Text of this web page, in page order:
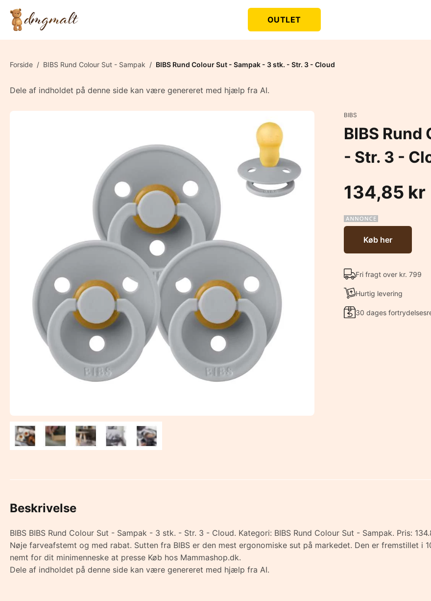
OUTLET
Forside / BIBS Rund Colour Sut - Sampak / BIBS Rund Colour Sut - Sampak - 3 stk. - Str. 3 - Cloud
Dele af indholdet på denne side kan være genereret med hjælp fra AI.
BIBS
BIBS
- Str. 3 -
134,85 kr
Køb her
Fri fragt over kr. 799
Hurtig levering
30 dages
Beskrivelse
BIBS BIBS Rund Colour Sut - Sampak - 3 stk. - Str. 3 - Cloud. Kategori: BIBS Rund Colour Sut - Sampak. Pris:
Nøje farveafstemt og med rabat. Sutten fra BIBS er den mest ergonomiske sut på markedet. Den er fremstillet i
nemt for dit minimenneske at presse Køb hos Mammashop.dk.
Dele af indholdet på denne side kan være genereret med hjælp fra AI.